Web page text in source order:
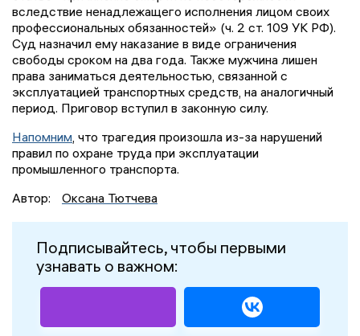
вследствие ненадлежащего исполнения лицом своих
профессиональных обязанностей» (ч. 2 ст. 109 УК РФ).
Суд назначил ему наказание в виде ограничения
свободы сроком на два года. Также мужчина лишен
права заниматься деятельностью, связанной с
эксплуатацией транспортных средств, на аналогичный
период. Приговор вступил в законную силу.
Напомним, что трагедия произошла из-за нарушений
правил по охране труда при эксплуатации
промышленного транспорта.
Автор:
Оксана Тютчева
Подписывайтесь, чтобы первыми
узнавать о важном: